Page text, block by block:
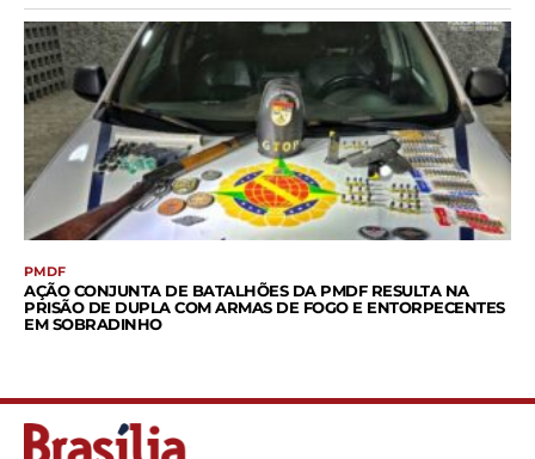
PMDF
AÇÃO CONJUNTA DE BATALHÕES DA PMDF RESULTA NA
PRISÃO DE DUPLA COM ARMAS DE FOGO E ENTORPECENTES
EM SOBRADINHO